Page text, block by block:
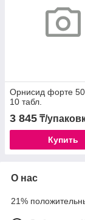
Орнисид форте
10 табл.
3 845 ₸/
Купить
О нас
21%